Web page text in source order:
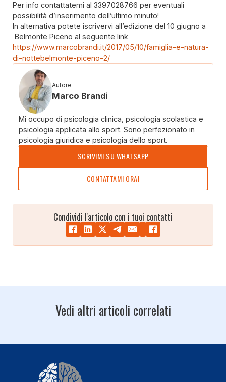
Per info contattatemi al 3397028766 per eventuali
possibilità d’inserimento dell’ultimo minuto!
In alternativa potete iscrivervi all’edizione del 10 giugno a
Belmonte Piceno al seguente link
https://www.marcobrandi.it/2017/05/10/famiglia-e-natura-
di-nottebelmonte-piceno-2/
Autore
Marco Brandi
Mi occupo di psicologia clinica, psicologia scolastica e
psicologia applicata allo sport. Sono perfezionato in
psicologia giuridica e psicologia dello sport.
SCRIVIMI SU WHATSAPP
CONTATTAMI ORA!
Condividi l'articolo con i tuoi contatti
Vedi altri articoli correlati